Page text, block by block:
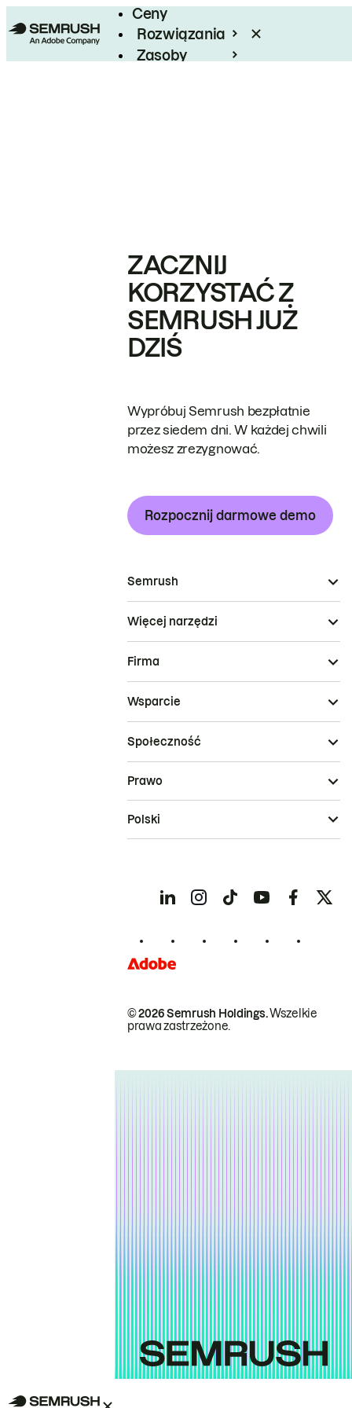
Ceny
Rozwiązania
Zasoby
ZACZNIJ
KORZYSTAĆ Z
SEMRUSH JUŻ
DZIŚ
Wypróbuj Semrush bezpłatnie
przez siedem dni. W każdej chwili
możesz zrezygnować.
Rozpocznij darmowe demo
Semrush
Więcej narzędzi
Firma
Wsparcie
Społeczność
© 2026 Semrush Holdings.Wszelkie
prawa zastrzeżone.
Prawo
Polski